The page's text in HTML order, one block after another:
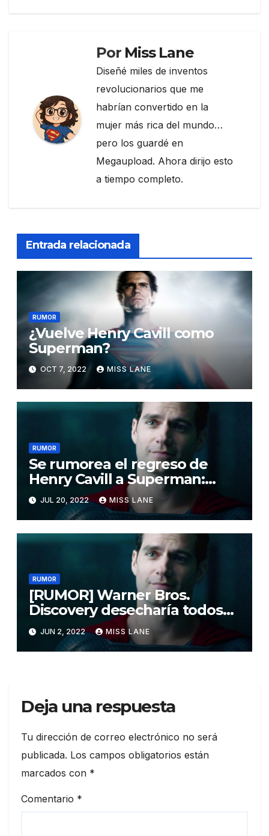
Por Miss Lane
Diseñé miles de inventos
revolucionarios que me
habrían convertido en la
mujer más rica del mundo…
pero los guardé en
Megaupload. Ahora dirijo esto
a tiempo completo.
Entrada relacionada
RUMOR
¿Vuelve Henry Cavill como
Superman?
OCT 7, 2022 MISS LANE
RUMOR
Se rumorea el regreso de
Henry Cavill a Superman:
¿Anuncio oficial esta
semana?
JUL 20, 2022 MISS LANE
RUMOR
[RUMOR] Warner Bros.
Discovery desecharía todos
los proyectos de Superman
para traer de vuelta a Henry
Cavill
JUN 2, 2022 MISS LANE
Deja una respuesta
Tu dirección de correo electrónico no será
publicada. Los campos obligatorios están
marcados con *
Comentario *